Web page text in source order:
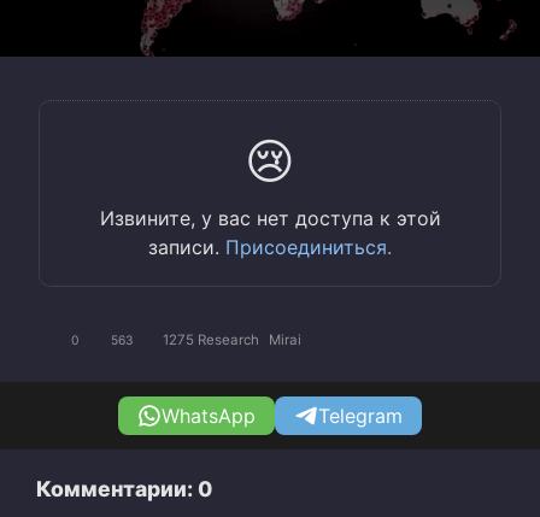
😢
Извините, у вас нет доступа к этой
записи. Присоединиться.
0 563 1275 Research Mirai
WhatsApp Telegram
Комментарии: 0